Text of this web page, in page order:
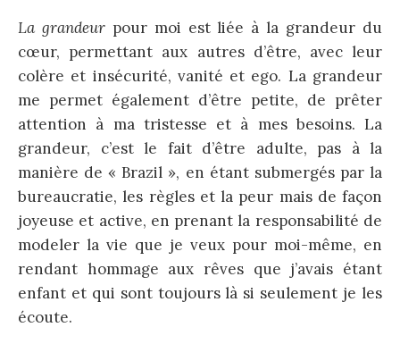
La grandeurpour moi est liée à la grandeur du
cœur, permettant aux autres d’être, avec leur
colère et insécurité, vanité et ego. La grandeur
me permet également d’être petite, de prêter
attention à ma tristesse et à mes besoins. La
grandeur, c’est le fait d’être adulte, pas à la
manière de « Brazil », en étant submergés par la
bureaucratie, les règles et la peur mais de façon
joyeuse et active, en prenant la responsabilité de
modeler la vie que je veux pour moi-même, en
rendant hommage aux rêves que j’avais étant
enfant et qui sont toujours là si seulement je les
écoute.